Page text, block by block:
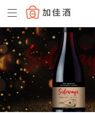
Baccus